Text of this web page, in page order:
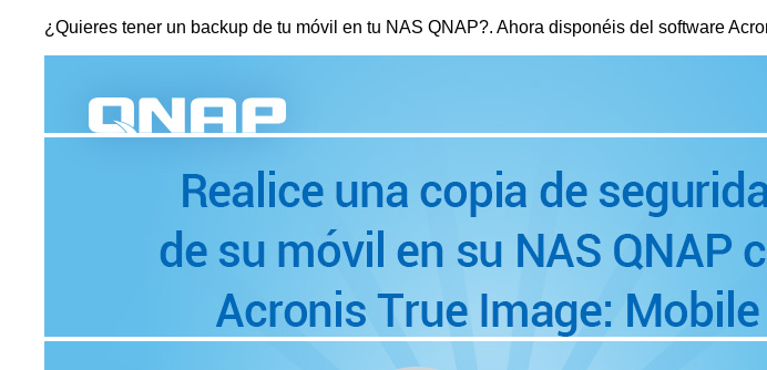
¿Quieres tener un backup de tu móvil en tu NAS QNAP?. Ahora disponéis del software